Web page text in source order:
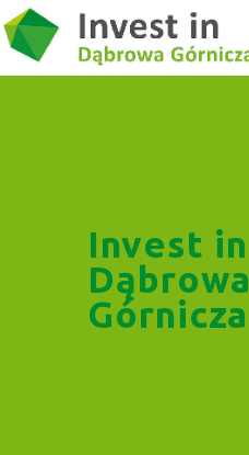
Invest in
Dąbrowa
Górnicza